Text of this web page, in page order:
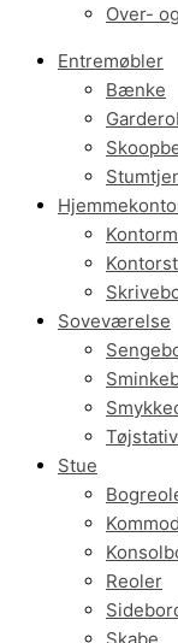
Over-
Entremøbler
Bænke
Soveværelse
Stue
Reoler